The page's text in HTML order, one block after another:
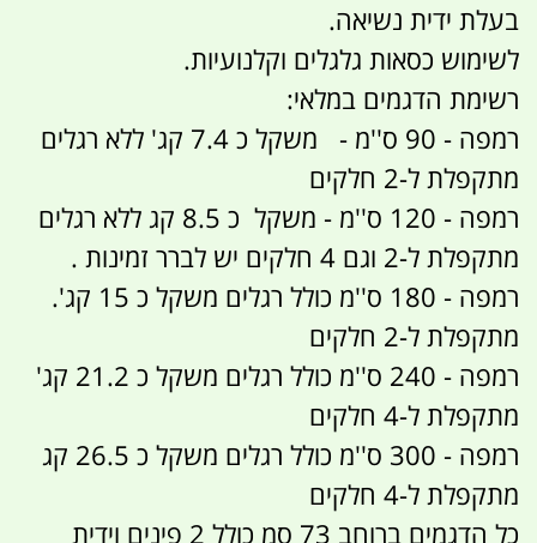
בעלת ידית נשיאה.
לשימוש כסאות גלגלים וקלנועיות.
רשימת הדגמים במלאי:
רמפה - 90 ס''מ - משקל כ 7.4 קג' ללא רגלים
מתקפלת ל-2 חלקים
רמפה - 120 ס''מ - משקל כ 8.5 קג ללא רגלים
מתקפלת ל-2 וגם 4 חלקים יש לברר זמינות .
רמפה - 180 ס''מ כולל רגלים משקל כ 15 קג'.
מתקפלת ל-2 חלקים
רמפה - 240 ס''מ כולל רגלים משקל כ 21.2 קג'
מתקפלת ל-4 חלקים
רמפה - 300 ס''מ כולל רגלים משקל כ 26.5 קג
מתקפלת ל-4 חלקים
כל הדגמים ברוחב 73 סמ כולל 2 פינים וידית